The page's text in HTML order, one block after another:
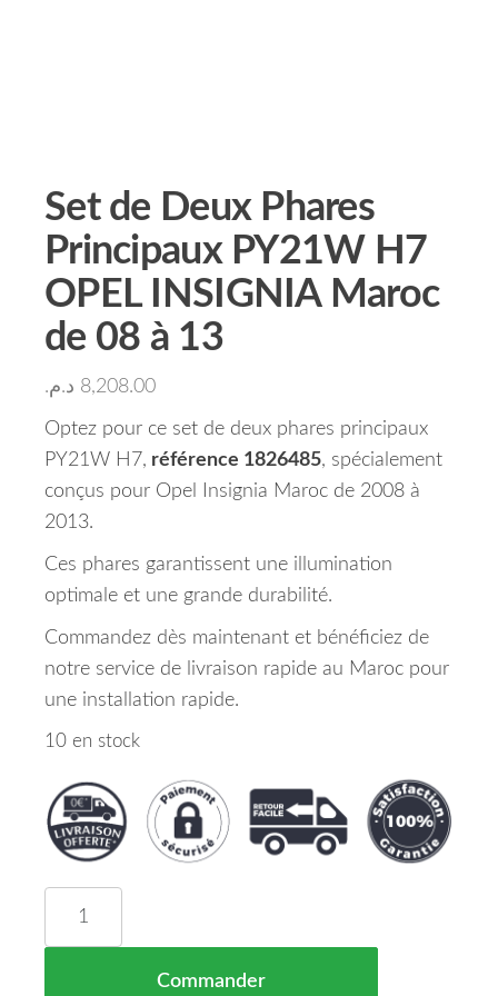
Set de Deux Phares
Principaux PY21W H7
OPEL INSIGNIA Maroc
de 08 à 13
8,208.00 د.م.
Optez pour ce set de deux phares principaux
PY21W H7, référence 1826485, spécialement
conçus pour Opel Insignia Maroc de 2008 à
2013.
Ces phares garantissent une illumination
optimale et une grande durabilité.
Commandez dès maintenant et bénéficiez de
notre service de livraison rapide au Maroc pour
une installation rapide.
10 en stock
Commander